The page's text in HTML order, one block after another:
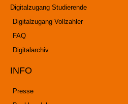
Digitalzugang Studierende
Digitalzugang Vollzahler
FAQ
Digitalarchiv
INFO
Presse